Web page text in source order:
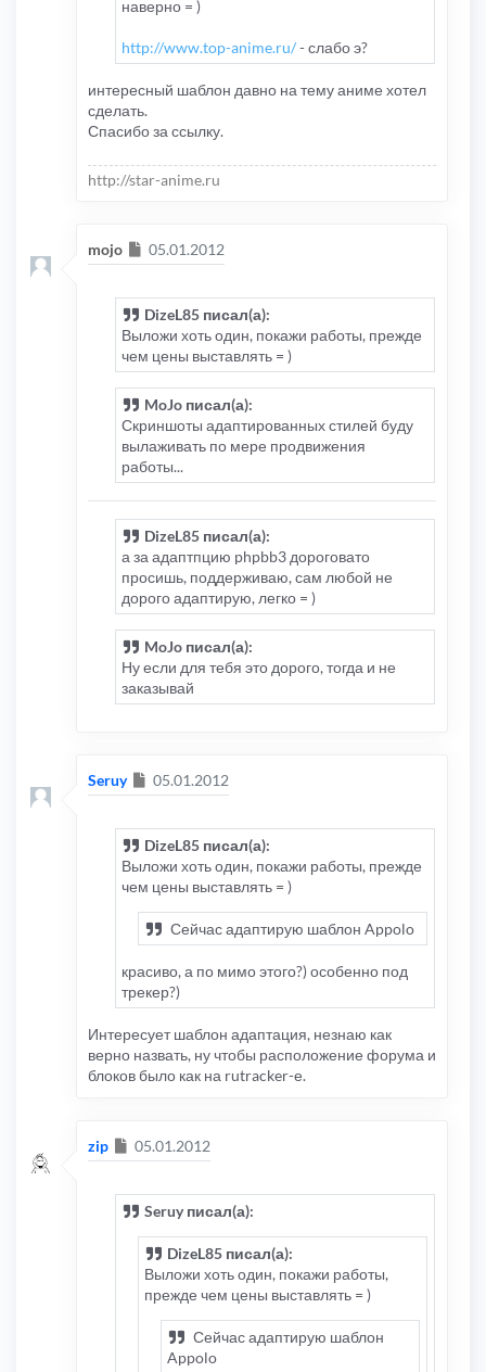
наверно = )
http://www.top-anime.ru/- слабо э?
интересный шаблон давно на тему аниме хотел
сделать.
Спасибо за ссылку.
http://star-anime.ru
mojo Сообщение
05.01.2012
DizeL85 писал(а):
Выложи хоть один, покажи работы, прежде
чем цены выставлять = )
MoJo писал(а):
Скриншоты адаптированных стилей буду
вылаживать по мере продвижения
работы...
DizeL85 писал(а):
а за адаптпцию phpbb3 дороговато
просишь, поддерживаю, сам любой не
дорого адаптирую, легко = )
MoJo писал(а):
Ну если для тебя это дорого, тогда и не
заказывай
Seruy Сообщение
05.01.2012
DizeL85 писал(а):
Выложи хоть один, покажи работы, прежде
чем цены выставлять = )
Сейчас адаптирую шаблон Appolo
красиво, а по мимо этого?) особенно под
трекер?)
Интересует шаблон адаптация, незнаю как
верно назвать, ну чтобы расположение форума и
блоков было как на rutracker-е.
zip Сообщение
05.01.2012
Seruy писал(а):
DizeL85 писал(а):
Выложи хоть один, покажи работы,
прежде чем цены выставлять = )
Сейчас адаптирую шаблон
Appolo